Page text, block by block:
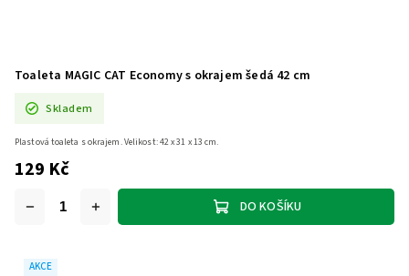
Toaleta MAGIC CAT Economy s okrajem šedá 42 cm
Skladem
129 Kč
DO KOŠÍKU
Plastová toaleta s okrajem. Velikost: 42 x 31 x 13 cm.
AKCE